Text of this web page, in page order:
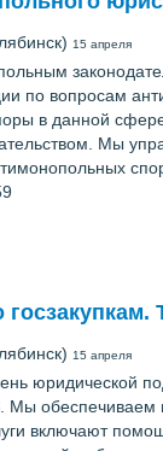
15 апреля
по вопросам
в данной сфере
Мы
15 апреля
юридической
обеспечиваем
включают